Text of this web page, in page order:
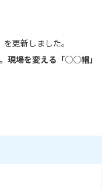
を更新しました。
現場を変える「○○帽」